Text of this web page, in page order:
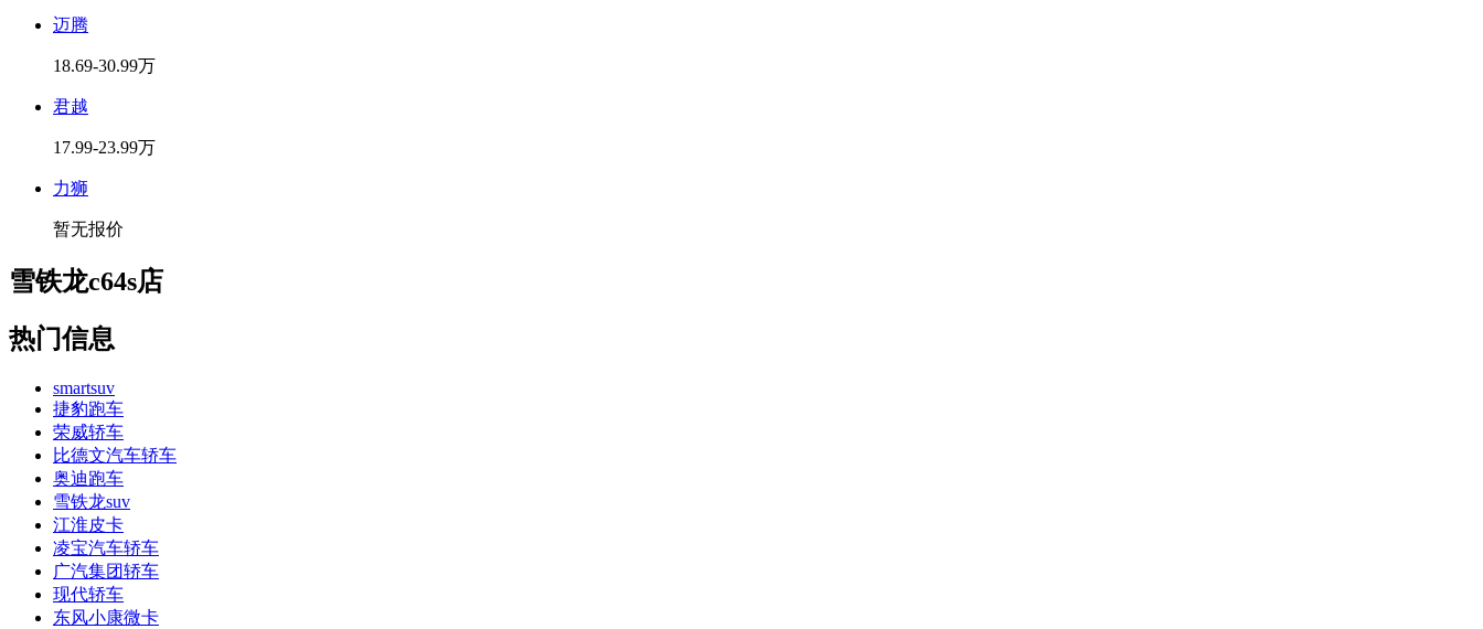
迈腾
18.69-30.99万
君越
17.99-23.99万
力狮
暂无报价
雪铁龙c64s店
热门信息
smartsuv
捷豹跑车
荣威轿车
比德文汽车轿车
奥迪跑车
雪铁龙suv
江淮皮卡
凌宝汽车轿车
广汽集团轿车
现代轿车
东风小康微卡